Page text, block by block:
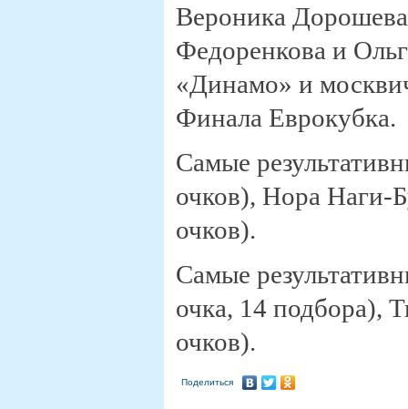
Вероника
Федоренкова и
«Динамо» и
Финала Еврокубка.
Самые
очков), Нора Наги-
очков).
Самые
очка, 14 подбора),
очков).
Поделиться